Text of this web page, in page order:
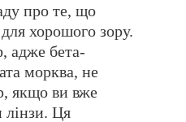
про те, що
хорошого зору.
адже бета-
морква, не
якщо ви вже
лінзи. Ця